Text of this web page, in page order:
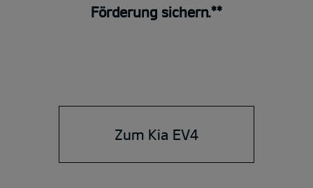
Förderung sichern.**
Zum Kia EV4